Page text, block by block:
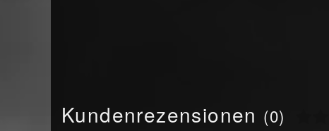
Kundenrezensionen (0)